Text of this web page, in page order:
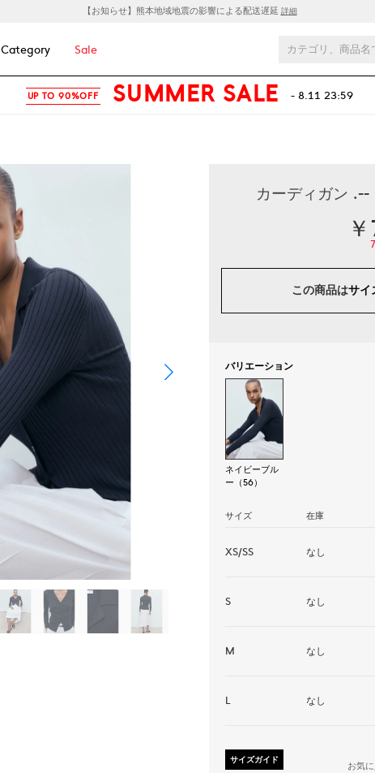
【お知らせ】熊本地域地震の影響による配送遅延 詳細
Category Sale
UP TO 90%OFF SUMMER SALE - 8.11 23:59
カーディガン .--
この商品はサイ
バリエーション
ネイビーブル
ー（56）
サイズ 在庫
XS/SS なし
S なし
M なし
L なし
サイズガイド
お気